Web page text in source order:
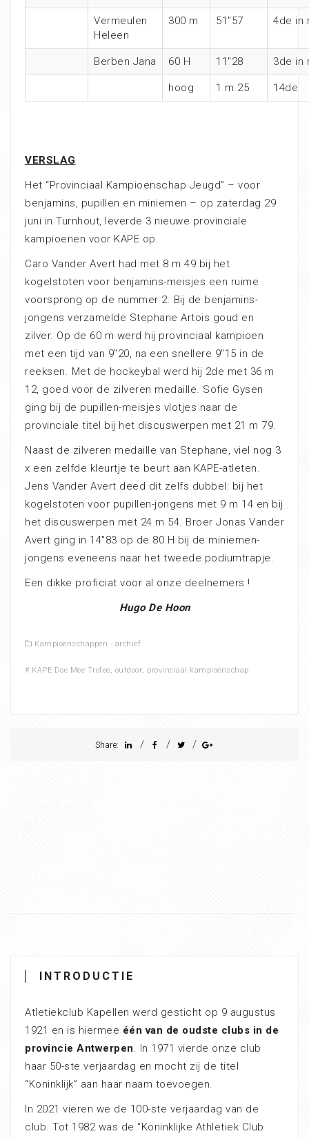
Vermeulen
Heleen
300 m 51″57 4de in
Berben Jana 60 H 11″28 3de in
hoog 1 m 25 14de
VERSLAG
Het “Provinciaal Kampioenschap Jeugd” – voor
benjamins, pupillen en miniemen – op zaterdag 29
juni in Turnhout, leverde 3 nieuwe provinciale
kampioenen voor KAPE op.
Caro Vander Avert had met 8 m 49 bij het
kogelstoten voor benjamins-meisjes een ruime
voorsprong op de nummer 2. Bij de benjamins-
jongens verzamelde Stephane Artois goud en
zilver. Op de 60 m werd hij provinciaal kampioen
met een tijd van 9″20, na een snellere 9″15 in de
reeksen. Met de hockeybal werd hij 2de met 36 m
12, goed voor de zilveren medaille. Sofie Gysen
ging bij de pupillen-meisjes vlotjes naar de
provinciale titel bij het discuswerpen met 21 m 79.
Naast de zilveren medaille van Stephane, viel nog 3
x een zelfde kleurtje te beurt aan KAPE-atleten.
Jens Vander Avert deed dit zelfs dubbel: bij het
kogelstoten voor pupillen-jongens met 9 m 14 en bij
het discuswerpen met 24 m 54. Broer Jonas Vander
Avert ging in 14″83 op de 80 H bij de miniemen-
jongens eveneens naar het tweede podiumtrapje.
Een dikke proficiat voor al onze deelnemers !
Hugo De Hoon
Kampioenschappen - archief
# KAPE Doe Mee Trofee, outdoor, provinciaal kampioenschap
Share: / / /
INTRODUCTIE
Atletiekclub Kapellen werd gesticht op 9 augustus
1921 en is hiermee één van de oudste clubs in de
provincie Antwerpen. In 1971 vierde onze club
haar 50-ste verjaardag en mocht zij de titel
“Koninklijk” aan haar naam toevoegen.
In 2021 vieren we de 100-ste verjaardag van de
club. Tot 1982 was de “Koninklijke Athletiek Club